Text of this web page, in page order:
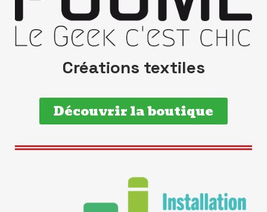
Créations textiles
Découvrir la boutique